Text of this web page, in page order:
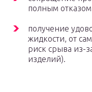
полным отказом
получение
жидкости, от
риск срыва из-
изделий).